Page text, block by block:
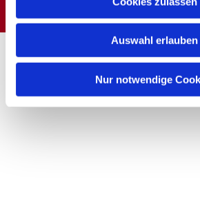
Auswahl erlauben
Nur notwendige